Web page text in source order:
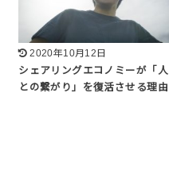
2020年10月12日
シェアリングエコノミーが「人
との繋がり」を復活させる理由